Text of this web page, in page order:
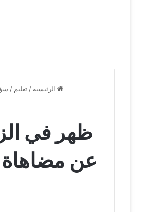
الرئيسية / تعليم /
ظهر في
عن مضاهاة